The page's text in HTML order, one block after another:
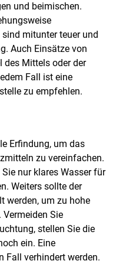
und beimischen.
sind mitunter teuer und
Auch Einsätze von
des Mittels oder der
Fall ist eine
zu empfehlen.
Erfindung, um das
zu vereinfachen.
nur klares Wasser für
Weiters sollte der
werden, um zu hohe
Sie
stellen Sie die
ein. Eine
Fall verhindert werden.